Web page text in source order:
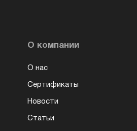
О компании
О нас
Сертификаты
Новости
Статьи